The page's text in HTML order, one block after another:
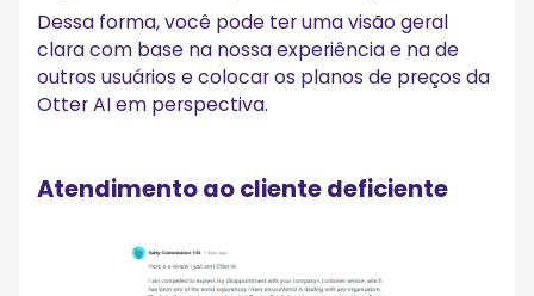
Dessa forma, você pode ter uma visão geral
clara com base na nossa experiência e na de
outros usuários e colocar os planos de preços da
Otter AI em perspectiva.
Atendimento ao cliente deficiente